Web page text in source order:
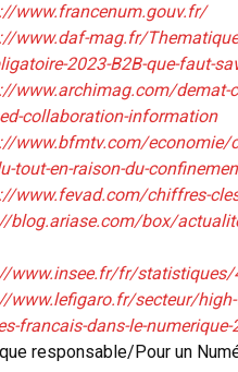
www.francenum.gouv.fr/
www.daf-mag.fr/
2023-B2B-que-faut-
www.archimag.com/
collaboration-information
www.bfmtv.com/economie/
tout-en-raison-du-
www.fevad.com/chiffres-
blog.ariase.com/box/
www.insee.fr/fr/statistiques/
www.lefigaro.fr/secteur/high-
francais-dans-le-
responsable/Pour un